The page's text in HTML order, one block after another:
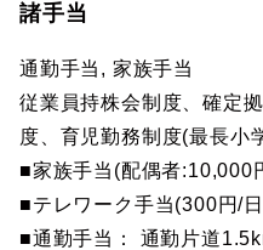
諸手当
通勤手当, 家族手当
従業員持株会制度、確定
度、育児勤務制度(最長小
■家族手当(配偶者:10,000
■テレワーク手当(300円/
■通勤手当： 通勤片道